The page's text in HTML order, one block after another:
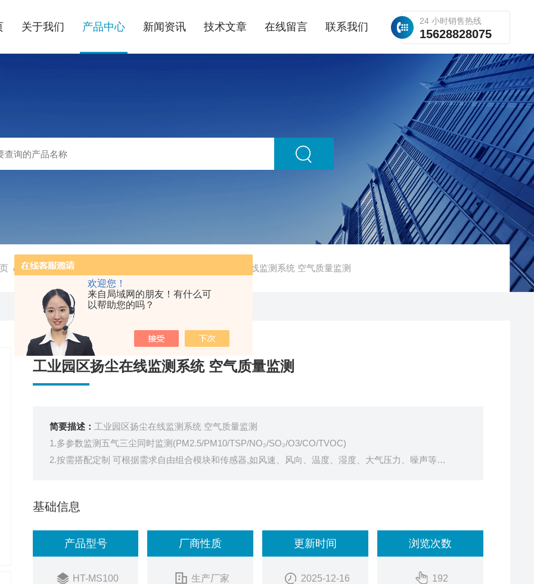
欢迎您！
来自局域网的朋友！有什么可
以帮助您的吗？
24 小时销售热线
15628828075
关于我们 产品中心 新闻资讯 技术文章 在线留言 联系我们
/ 产品中心/ / / HT-MS100工业园区扬尘在线监测系统 空气质量监测
工业园区扬尘在线监测系统 空气质量监测
简要描述： 工业园区扬尘在线监测系统 空气质量监测
1.多参数监测五气三尘同时监测(PM2.5/PM10/TSP/NO₂/SO₂/O3/CO/TVOC)
2.按需搭配定制 可根据需求自由组合模块和传感器,如风速、风向、温度、湿度、大气压力、噪声等
基础信息
产品型号
HT-MS100
厂商性质
生产厂家
更新时间
2025-12-16
浏览次数
192